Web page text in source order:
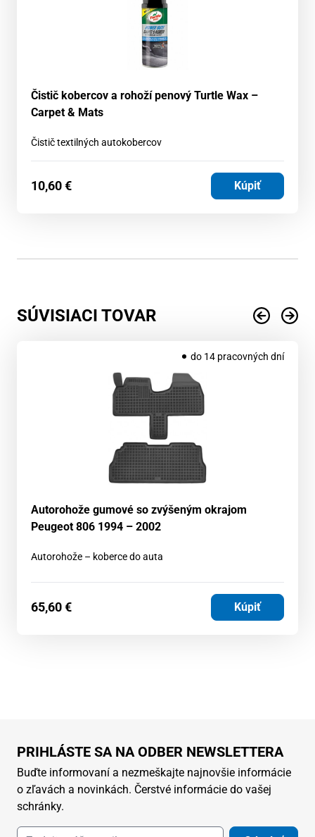
Čistič kobercov a rohoží penový Turtle Wax –
Carpet & Mats
Čistič textilných autokobercov
10,60€ Kúpiť
SÚVISIACI TOVAR
do 14 pracovných dní
Autorohože gumové so zvýšeným okrajom
Peugeot 806 1994 – 2002
Autorohože – koberce do auta
65,60€ Kúpiť
PRIHLÁSTE SA NA ODBER NEWSLETTERA
Buďte informovaní a nezmeškajte najnovšie informácie
o zľavách a novinkách. Čerstvé informácie do vašej
schránky.